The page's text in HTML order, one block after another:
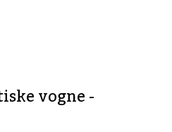
vogne -